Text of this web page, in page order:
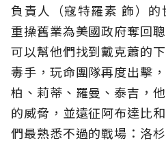
負責人（寇特羅素 飾）
重操舊業為美國政府奪回
可以幫他們找到戴克蕭的
毒手，玩命團隊再度出擊
柏、莉蒂、羅曼、泰吉，
的威脅，並遠征阿布達比
們最熟悉不過的戰場：洛